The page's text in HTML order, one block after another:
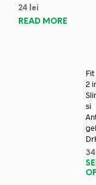
24 lei
READ MORE
2
si
34